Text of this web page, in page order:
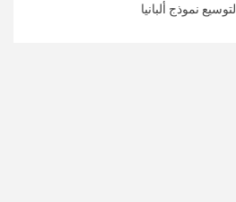
لتوسيع نموذج ألبانيا